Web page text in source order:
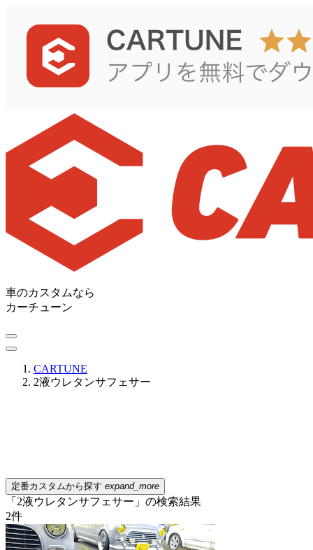
車のカスタムなら
カーチューン
CARTUNE
2液ウレタンサフェサー
定番カスタムから探す expand_more
「2液ウレタンサフェサー」の検索結果
2件